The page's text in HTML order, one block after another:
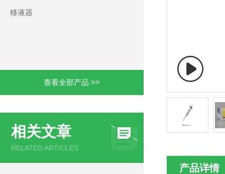
移液器
查看全部产品 >>
相关文章
RELATED ARTICLES
产品详情